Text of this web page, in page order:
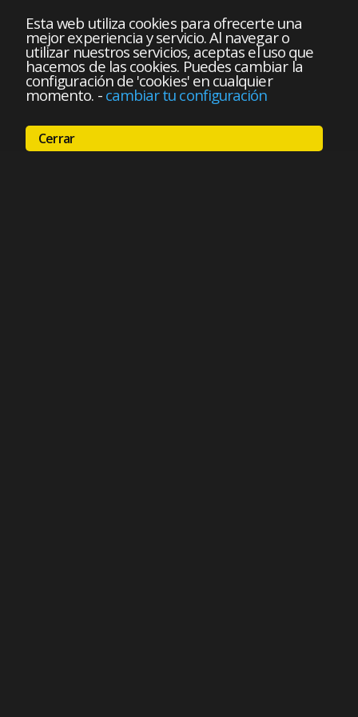
Esta web utiliza cookies para ofrecerte una
mejor experiencia y servicio. Al navegar o
utilizar nuestros servicios, aceptas el uso que
hacemos de las cookies. Puedes cambiar la
configuración de 'cookies' en cualquier
momento. - cambiar tu configuración
Cerrar